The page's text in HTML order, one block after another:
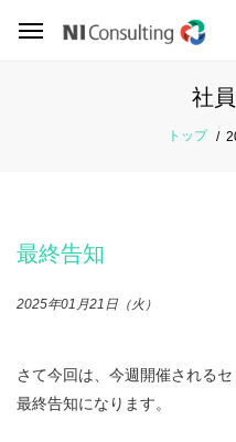
社
トップ
最終告知
2025年01月21日（火）
さて今回は、今週開催される
最終告知になります。